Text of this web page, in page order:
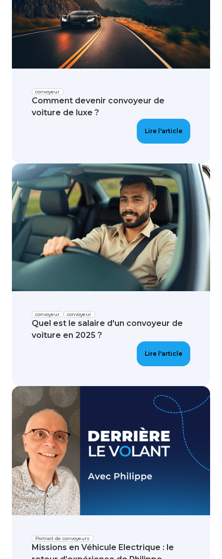
convoyeur
Comment devenir convoyeur de
voiture de luxe ?
Lire l'article
convoyeur
convoyeur
Quel est le salaire d'un convoyeur de
voiture en 2025 ?
Lire l'article
Portrait de convoyeurs
Missions en Véhicule Electrique : le